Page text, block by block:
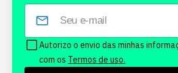
Autorizo o envio das minhas
com os Termos de uso.